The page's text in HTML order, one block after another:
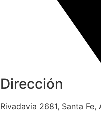
Dirección
Rivadavia 2681, Santa Fe,